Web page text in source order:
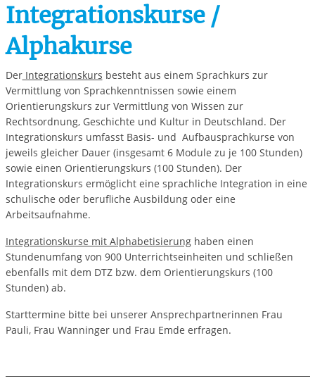
Integrationskurse /
Alphakurse
DerIntegrationskurs besteht aus einem Sprachkurs zur
Vermittlung von Sprachkenntnissen sowie einem
Orientierungskurs zur Vermittlung von Wissen zur
Rechtsordnung, Geschichte und Kultur in Deutschland. Der
Integrationskurs umfasst Basis- und Aufbausprachkurse von
jeweils gleicher Dauer (insgesamt 6 Module zu je 100 Stunden)
sowie einen Orientierungskurs (100 Stunden). Der
Integrationskurs ermöglicht eine sprachliche Integration in eine
schulische oder berufliche Ausbildung oder eine
Arbeitsaufnahme.
Integrationskurse mit Alphabetisierunghaben einen
Stundenumfang von 900 Unterrichtseinheiten und schließen
ebenfalls mit dem DTZ bzw. dem Orientierungskurs (100
Stunden) ab.
Starttermine bitte bei unserer Ansprechpartnerinnen Frau
Pauli, Frau Wanninger und Frau Emde erfragen.